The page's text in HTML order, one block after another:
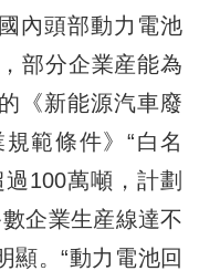
內頭部動力電池
部分企業産能為
《新能源汽車廢
範條件》“白名
100萬噸，計劃
企業生産線達不
顯。“動力電池回